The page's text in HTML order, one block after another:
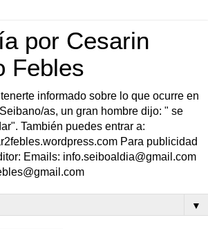
por Cesarin
Febles
informado sobre lo que ocurre en
as, un gran hombre dijo: " se
También puedes entrar a:
Para publicidad
Emails: info.seiboaldia@gmail.com
▼